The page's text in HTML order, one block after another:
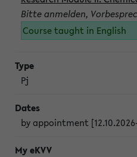
Bitte anmelden,
Course taught in English
Pj
by appointment